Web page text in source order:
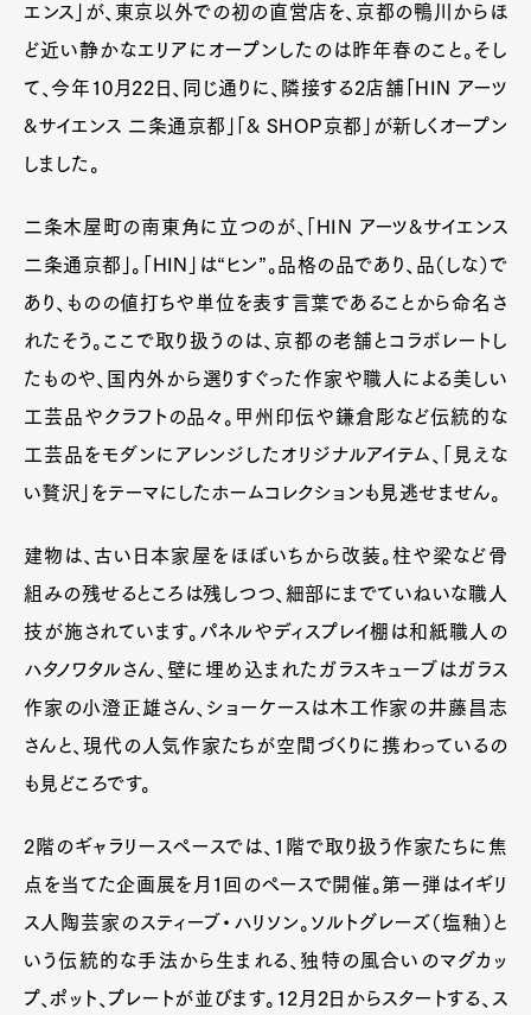
エンス」が、東京以外での初の直営店を、京都の鴨川からほ
ど近い静かなエリアにオープンしたのは昨年春のこと。そし
て、今年10月22日、同じ通りに、隣接する2店舗「HIN アーツ
&サイエンス 二条通京都」「& SHOP京都」が新しくオープン
しました。
二条木屋町の南東角に立つのが、「HIN アーツ&サイエンス
二条通京都」。「HIN」は“ヒン”。品格の品であり、品（しな）で
あり、ものの値打ちや単位を表す言葉であることから命名さ
れたそう。ここで取り扱うのは、京都の老舗とコラボレートし
たものや、国内外から選りすぐった作家や職人による美しい
工芸品やクラフトの品々。甲州印伝や鎌倉彫など伝統的な
工芸品をモダンにアレンジしたオリジナルアイテム、「見えな
い贅沢」をテーマにしたホームコレクションも見逃せません。
建物は、古い日本家屋をほぼいちから改装。柱や梁など骨
組みの残せるところは残しつつ、細部にまでていねいな職人
技が施されています。パネルやディスプレイ棚は和紙職人の
ハタノワタルさん、壁に埋め込まれたガラスキューブはガラス
作家の小澄正雄さん、ショーケースは木工作家の井藤昌志
さんと、現代の人気作家たちが空間づくりに携わっているの
も見どころです。
2階のギャラリースペースでは、1階で取り扱う作家たちに焦
点を当てた企画展を月1回のペースで開催。第一弾はイギリ
ス人陶芸家のスティーブ・ハリソン。ソルトグレーズ（塩釉）と
いう伝統的な手法から生まれる、独特の風合いのマグカッ
プ、ポット、プレートが並びます。12月2日からスタートする、ス